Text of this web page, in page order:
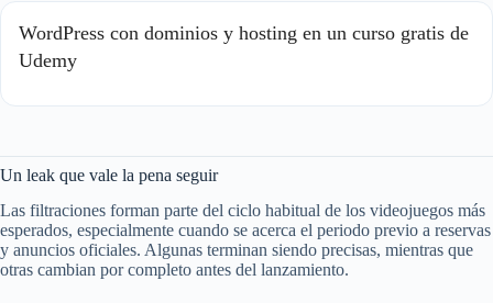
WordPress con dominios y hosting en un curso gratis de
Udemy
Un leak que vale la pena seguir
Las filtraciones forman parte del ciclo habitual de los videojuegos más
esperados, especialmente cuando se acerca el periodo previo a reservas
y anuncios oficiales. Algunas terminan siendo precisas, mientras que
otras cambian por completo antes del lanzamiento.